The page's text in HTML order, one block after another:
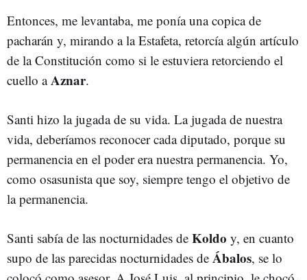
Entonces, me levantaba, me ponía una copica de
pacharán y, mirando a la Estafeta, retorcía algún artículo
de la Constitución como si le estuviera retorciendo el
cuello aAznar.
Santi hizo la jugada de su vida. La jugada de nuestra
vida, deberíamos reconocer cada diputado, porque su
permanencia en el poder era nuestra permanencia. Yo,
como osasunista que soy, siempre tengo el objetivo de
la permanencia.
Santi sabía de las nocturnidades de Koldo y, en cuanto
supo de las parecidas nocturnidades de Ábalos, se lo